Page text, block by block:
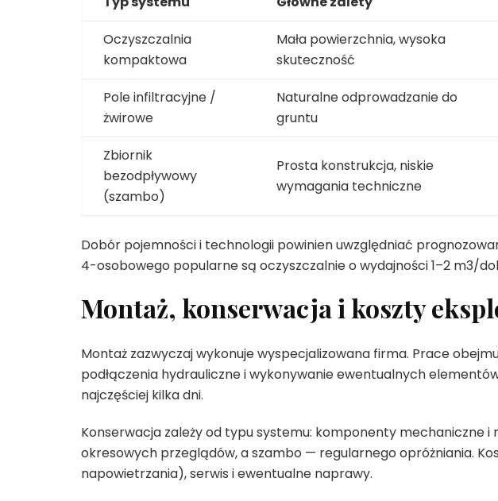
Oczyszczalnia
kompaktowa
Mała powierzchnia, wysoka
skuteczność
Pole infiltracyjne /
żwirowe
Naturalne odprowadzanie do
gruntu
Zbiornik
bezodpływowy
(szambo)
Prosta konstrukcja, niskie
wymagania techniczne
Dobór pojemności i technologii powinien uwzględniać
4-osobowego popularne są oczyszczalnie o wydajności 1–2 m3/
Montaż, konserwacja i koszty
Montaż zazwyczaj wykonuje wyspecjalizowana firma. Prace
podłączenia hydrauliczne i wykonywanie ewentualnych
najczęściej kilka dni.
Konserwacja zależy od typu systemu: komponenty mechaniczne
okresowych przeglądów, a szambo — regularnego opróżniania.
napowietrzania), serwis i ewentualne naprawy.